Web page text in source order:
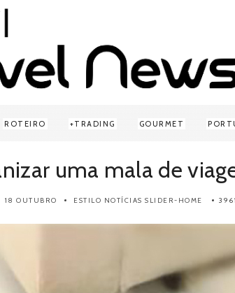
ROTEIRO TRADING GOURMET
uma mala de
18 OUTUBRO ESTILO NOTÍCIAS SLIDER-HOME